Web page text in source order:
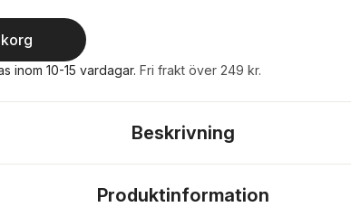
inom 10-15 vardagar. Fri frakt över 249 kr.
Beskrivning
Produktinformation